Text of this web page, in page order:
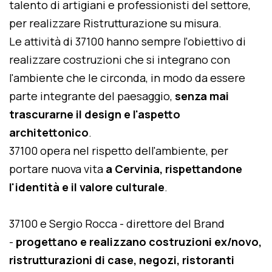
talento di artigiani e professionisti del settore,
per realizzare Ristrutturazione su misura.
Le attività di 37100 hanno sempre l'obiettivo di
realizzare costruzioni che si integrano con
l'ambiente che le circonda, in modo da essere
parte integrante del paesaggio, senza mai
trascurarne il design e l'aspetto
architettonico.
37100 opera nel rispetto dell'ambiente, per
portare nuova vita a Cervinia, rispettandone
l'identità e il valore culturale.
37100 e Sergio Rocca - direttore del Brand
- progettano e realizzano costruzioni ex/novo,
ristrutturazioni di case, negozi, ristoranti